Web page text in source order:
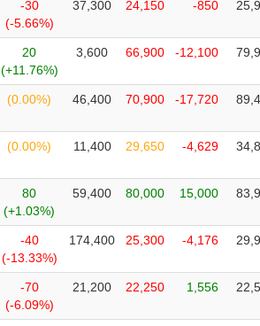
-30
(-5.66%)
37,300 24,150 -850
20
(+11.76%)
3,600 66,900 -12,100
(0.00%) 46,400 70,900 -17,720
(0.00%) 11,400 29,650 -4,629
80
(+1.03%)
59,400 80,000 15,000
-40
(-13.33%)
174,400 25,300 -4,176
-70
(-6.09%)
21,200 22,250 1,556